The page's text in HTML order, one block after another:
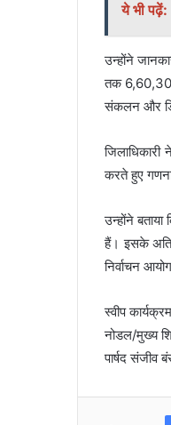
ये भी पढ़ें:
उन्होंने
तक
संकलन और
करते हुए
उन्होंने
हैं। इसके
निर्वाचन
स्वीप
नोडल/मुख्य
पार्षद संजीव